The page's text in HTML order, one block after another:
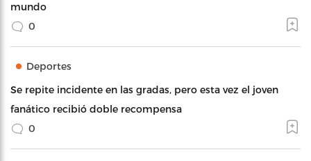
mundo
0
Deportes
Se repite incidente en las gradas, pero esta vez el joven
fanático recibió doble recompensa
0